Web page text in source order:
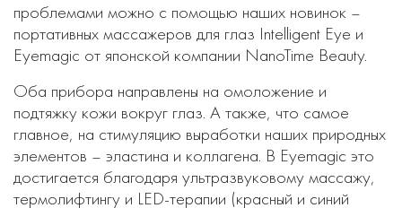
проблемами можно с помощью наших новинок –
портативных массажеров для глаз Intelligent Eye и
Eyemagic от японской компании NanoTime Beauty.
Оба прибора направлены на омоложение и
подтяжку кожи вокруг глаз. А также, что самое
главное, на стимуляцию выработки наших природных
элементов – эластина и коллагена. В Eyemagic это
достигается благодаря ультразвуковому массажу,
термолифтингу и LED-терапии (красный и синий